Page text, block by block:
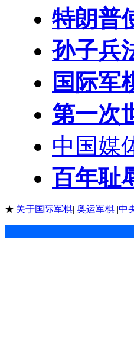
特朗普
孙子兵
国际军
第一次
中国媒
百年耻
★|关于国际军棋| 奥运军棋 |中